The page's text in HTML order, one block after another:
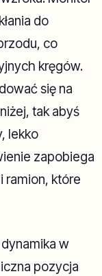
do
co
kręgów.
się na
tak abyś
lekko
zapobiega
ramion, które
w
pozycja